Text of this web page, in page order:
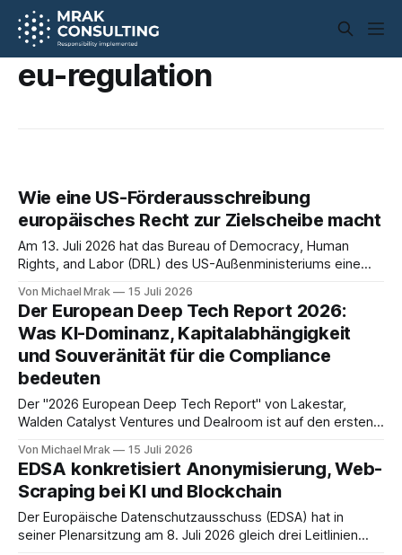
eu-regulation
Wie eine US-Förderausschreibung
europäisches Recht zur Zielscheibe macht
Am 13. Juli 2026 hat das Bureau of Democracy, Human
Rights, and Labor (DRL) des US-Außenministeriums eine
Bonds, Democratic Resilience, and Rule of Law in
Europeveröffentlicht (Opportunity Number DFOP0019307)
öffentlich gemacht. Wer nur den Titel liest, könnte einen
wohlwollenden Beitrag zur Stärkung europäischer
Von Michael Mrak 15 Juli 2026
Der European Deep Tech Report 2026:
Was KI-Dominanz, Kapitalabhängigkeit
und Souveränität für die Compliance
bedeuten
Der "2026 European Deep Tech Report" von Lakestar,
Walden Catalyst Ventures und Dealroom ist auf den ersten
Finanzierungsrunden und Ökosystem-Kennzahlen. Wer ihn
nur so liest, übersieht das eigentlich Relevante. Denn hinter
den Zahlen steht eine Machtfrage, die unmittelbar in
Von Michael Mrak 15 Juli 2026
EDSA konkretisiert Anonymisierung, Web-
Scraping bei KI und Blockchain
Der Europäische Datenschutzausschuss (EDSA) hat in
seiner Plenarsitzung am 8. Juli 2026 gleich drei Leitlinien